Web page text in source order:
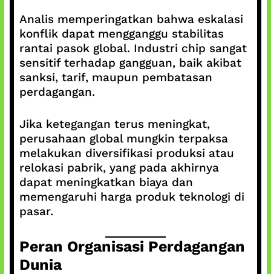
Analis memperingatkan bahwa eskalasi
konflik dapat mengganggu stabilitas
rantai pasok global. Industri chip sangat
sensitif terhadap gangguan, baik akibat
sanksi, tarif, maupun pembatasan
perdagangan.
Jika ketegangan terus meningkat,
perusahaan global mungkin terpaksa
melakukan diversifikasi produksi atau
relokasi pabrik, yang pada akhirnya
dapat meningkatkan biaya dan
memengaruhi harga produk teknologi di
pasar.
Peran Organisasi Perdagangan
Dunia